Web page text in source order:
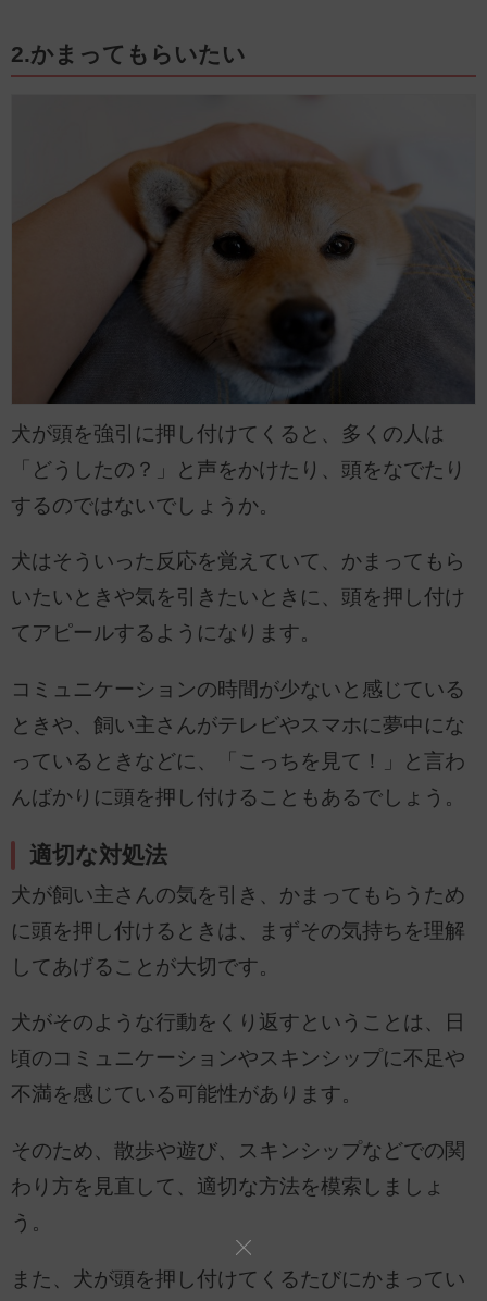
2.かまってもらいたい
犬が頭を強引に押し付けてくると、多くの人は
「どうしたの？」と声をかけたり、頭をなでたり
するのではないでしょうか。
犬はそういった反応を覚えていて、かまってもら
いたいときや気を引きたいときに、頭を押し付け
てアピールするようになります。
コミュニケーションの時間が少ないと感じている
ときや、飼い主さんがテレビやスマホに夢中にな
っているときなどに、「こっちを見て！」と言わ
んばかりに頭を押し付けることもあるでしょう。
適切な対処法
犬が飼い主さんの気を引き、かまってもらうため
に頭を押し付けるときは、まずその気持ちを理解
してあげることが大切です。
犬がそのような行動をくり返すということは、日
頃のコミュニケーションやスキンシップに不足や
不満を感じている可能性があります。
そのため、散歩や遊び、スキンシップなどでの関
わり方を見直して、適切な方法を模索しましょ
う。
また、犬が頭を押し付けてくるたびにかまってい